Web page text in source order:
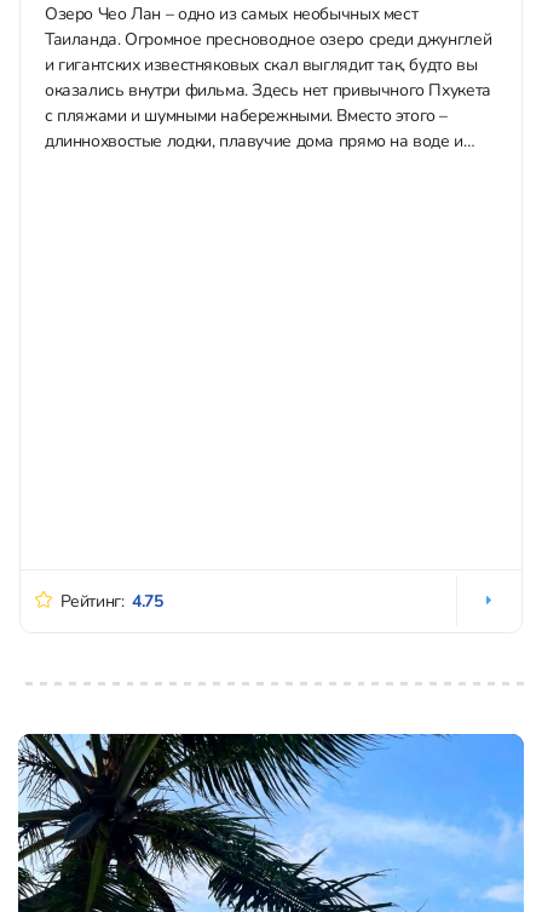
Озеро Чео Лан – одно из самых необычных мест
Таиланда. Огромное пресноводное озеро среди джунглей
и гигантских известняковых скал выглядит так, будто вы
оказались внутри фильма. Здесь нет привычного Пхукета
с пляжами и шумными набережными. Вместо этого –
длиннохвостые лодки, плавучие дома прямо на воде и
Рейтинг: 4.75